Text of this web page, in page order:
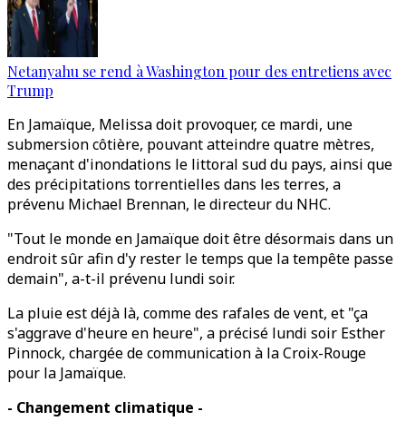
Netanyahu se rend à Washington pour des entretiens avec
Trump
En Jamaïque, Melissa doit provoquer, ce mardi, une
submersion côtière, pouvant atteindre quatre mètres,
menaçant d'inondations le littoral sud du pays, ainsi que
des précipitations torrentielles dans les terres, a
prévenu Michael Brennan, le directeur du NHC.
"Tout le monde en Jamaïque doit être désormais dans un
endroit sûr afin d'y rester le temps que la tempête passe
demain", a-t-il prévenu lundi soir.
La pluie est déjà là, comme des rafales de vent, et "ça
s'aggrave d'heure en heure", a précisé lundi soir Esther
Pinnock, chargée de communication à la Croix-Rouge
pour la Jamaïque.
- Changement climatique -